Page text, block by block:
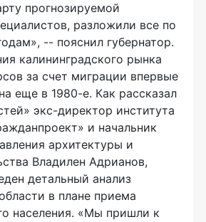
прогнозируемой
разложили все по
-- пояснил губернатор.
калининградского рынка
за счет миграции впервые
еще в 1980-е. Как рассказал
экс-директор института
и начальник
архитектуры и
Владилен Адрианов,
детальный анализ
в плане приема
населения. «Мы пришли к